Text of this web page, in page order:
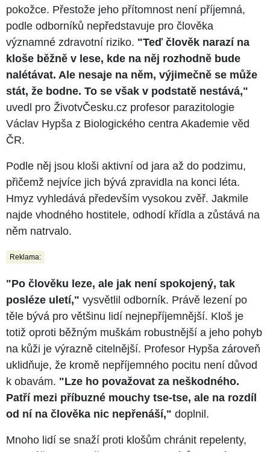
pokožce. Přestože jeho přítomnost není příjemná,
podle odborníků nepředstavuje pro člověka
významné zdravotní riziko. "Teď člověk narazí na
kloše běžně v lese, kde na něj rozhodně bude
nalétávat. Ale nesaje na něm, výjimečně se může
stát, že bodne. To se však v podstatě nestává,"
uvedl pro ŽivotvČesku.cz profesor parazitologie
Václav Hypša z Biologického centra Akademie věd
ČR.
Podle něj jsou kloši aktivní od jara až do podzimu,
přičemž nejvíce jich bývá zpravidla na konci léta.
Hmyz vyhledává především vysokou zvěř. Jakmile
najde vhodného hostitele, odhodí křídla a zůstává na
něm natrvalo.
Reklama:
"Po člověku leze, ale jak není spokojený, tak
posléze uletí," vysvětlil odborník. Právě lezení po
těle bývá pro většinu lidí nejnepříjemnější. Kloš je
totiž oproti běžným muš­kám robustnější a jeho pohyb
na kůži je výrazně citelnější. Profesor Hypša zároveň
uklidňuje, že kromě nepříjemného pocitu není důvod
k obavám. "Lze ho považovat za neškodného.
Patří mezi příbuzné mouchy tse-tse, ale na rozdíl
od ní na člověka nic nepřenáší," doplnil.
Mnoho lidí se snaží proti klošům chránit repelenty,